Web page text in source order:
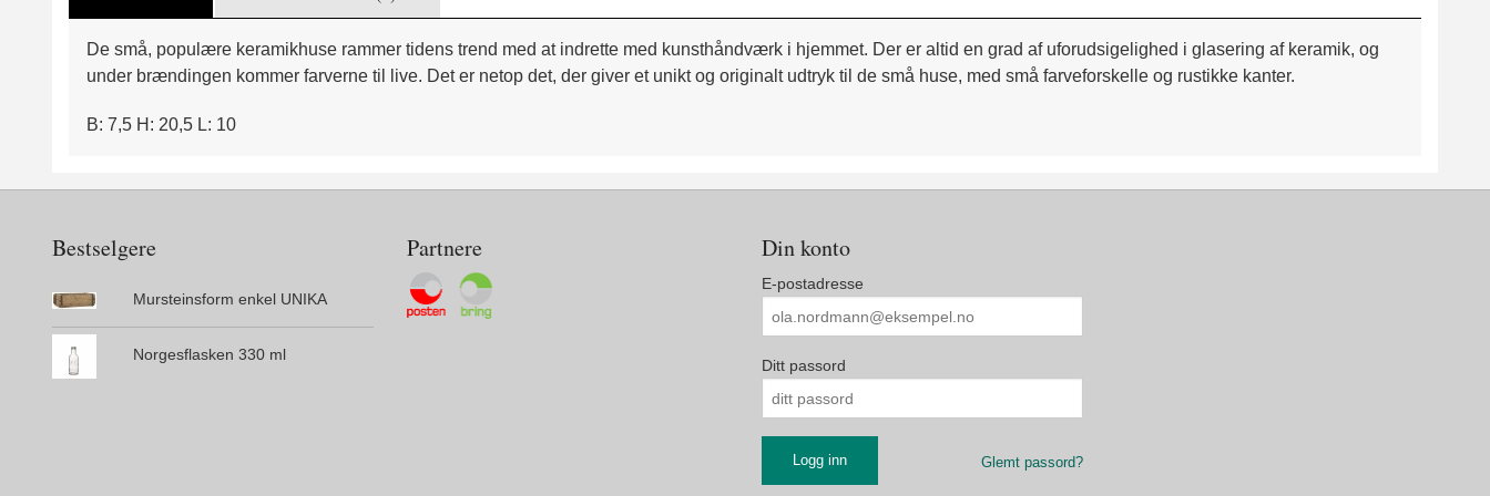
De små, populære keramikhuse rammer tidens trend med at indrette med kunsthåndværk i hjemmet. Der er altid en grad af uforudsigelighed i glasering af keramik, og
under brændingen kommer farverne til live. Det er netop det, der giver et unikt og originalt udtryk til de små huse, med små farveforskelle og rustikke kanter.
B: 7,5 H: 20,5 L: 10
Bestselgere
Mursteinsform enkel UNIKA
Norgesflasken 330 ml
Partnere Din konto
E-postadresse
Ditt passord
Glemt passord?